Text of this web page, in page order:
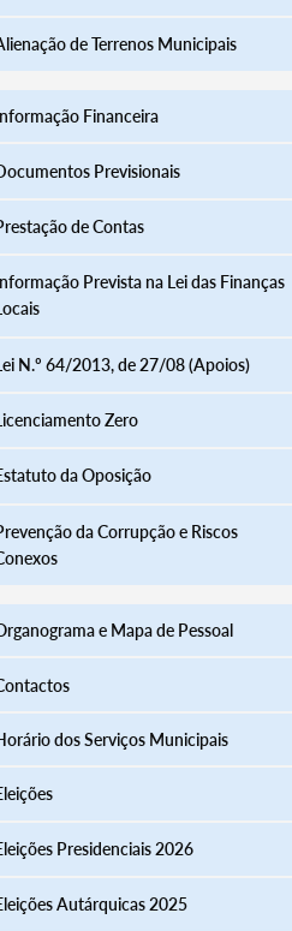
Termo de Pesquisa
de Terrenos Municipais
Financeira
Previsionais
de Contas
Prevista na Lei das Finanças
N.º 64/2013, de 27/08 (Apoios)
Zero
da Oposição
da Corrupção e Riscos
e Mapa de Pessoal
dos Serviços Municipais
Presidenciais 2026
Autárquicas 2025